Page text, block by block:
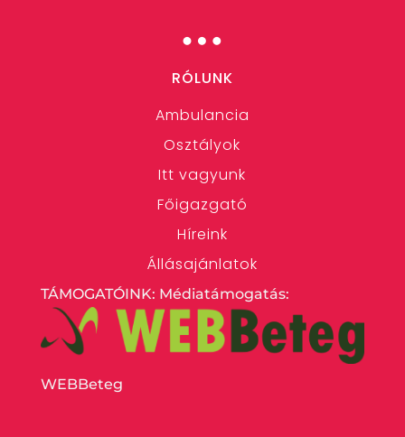
…
RÓLUNK
Ambulancia
Osztályok
Itt vagyunk
Főigazgató
Híreink
Állásajánlatok
TÁMOGATÓINK: Médiatámogatás:
WEBBeteg